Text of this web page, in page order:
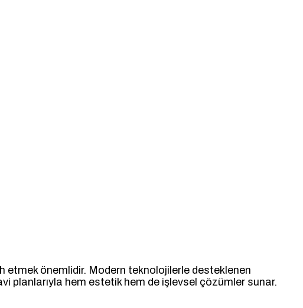
etmek önemlidir. Modern teknolojilerle desteklenen
planlarıyla hem estetik hem de işlevsel çözümler sunar.